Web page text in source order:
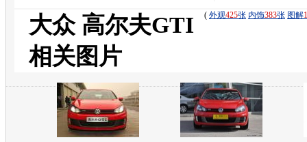
( 外观425张 内饰383张 图解
大众 高尔夫GTI
相关图片